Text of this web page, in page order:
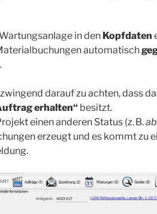
in den Kopfdaten
automatisch
darauf zu achten, dass
erhalten“ besitzt.
einen anderen Status (z. B.
erzeugt und es kommt zu